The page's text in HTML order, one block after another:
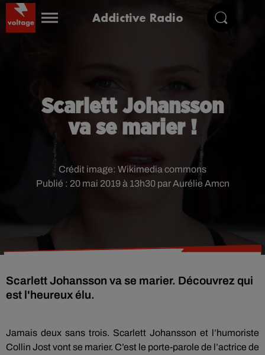
Addictive Radio
Scarlett Johansson
va se marier !
Publié : 20 mai 2019 à 13h30 par Aurélie Amcn
Crédit image: Wikimedia commons
Scarlett Johansson va se marier. Découvrez qui
est l'heureux élu.
Jamais deux sans trois. Scarlett Johansson et l’humoriste
Collin Jost vont se marier. C’est le porte-parole de l’actrice de